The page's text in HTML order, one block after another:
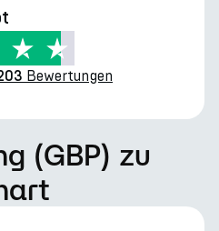
Bewertungen
(GBP) zu